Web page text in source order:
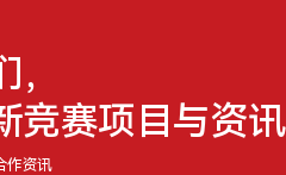
竞赛项目与资讯
作资讯